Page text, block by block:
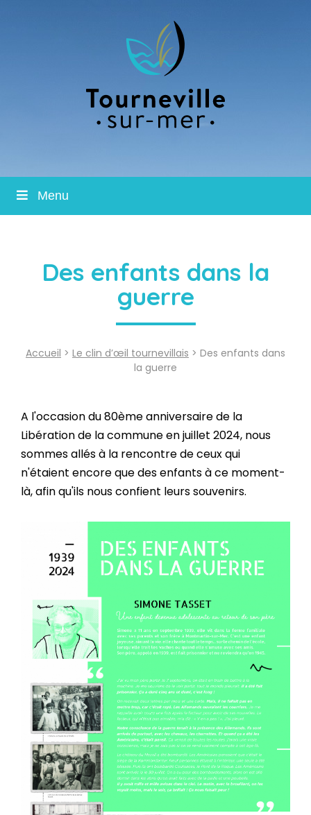
Menu
Des enfants dans la
guerre
Accueil > Le clin d’œil tournevillais > Des enfants dans
la guerre
A l'occasion du 80ème anniversaire de la
Libération de la commune en juillet 2024, nous
sommes allés à la rencontre de ceux qui
n'étaient encore que des enfants à ce moment-
là, afin qu'ils nous confient leurs souvenirs.